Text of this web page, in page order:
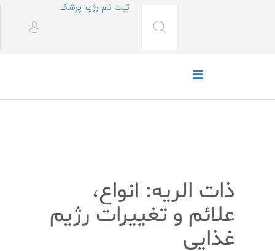
ثبت نام رژیم پزشک
ذات الریه: انواع،
علائم و تغییرات رژیم
غذایی